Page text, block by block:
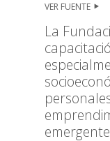
VER FUENTE
La